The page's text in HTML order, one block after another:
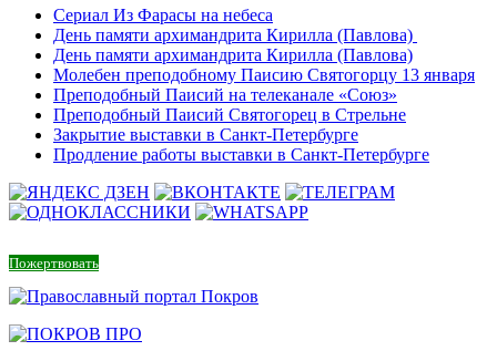
Сериал Из Фарасы на небеса
День памяти архимандрита Кирилла (Павлова)
День памяти архимандрита Кирилла (Павлова)
Молебен преподобному Паисию Святогорцу 13 января
Преподобный Паисий на телеканале «Союз»
Преподобный Паисий Святогорец в Стрельне
Закрытие выставки в Санкт-Петербурге
Продление работы выставки в Санкт-Петербурге
Пожертвовать